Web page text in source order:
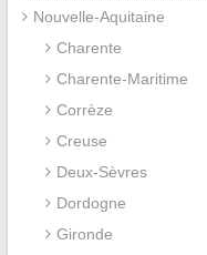
Nouvelle-Aquitaine
Charente
Charente-Maritime
Corrèze
Creuse
Deux-Sèvres
Dordogne
Gironde